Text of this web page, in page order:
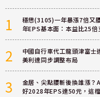
1
穩懋(3105)一年暴漲7倍又
年EPS基本面：本益比25倍
2
中國自行車代工龍頭津富
美利達同步調整布局
3
金居、尖點腰斬後換誰漲？
好2028年EPS達50元，這